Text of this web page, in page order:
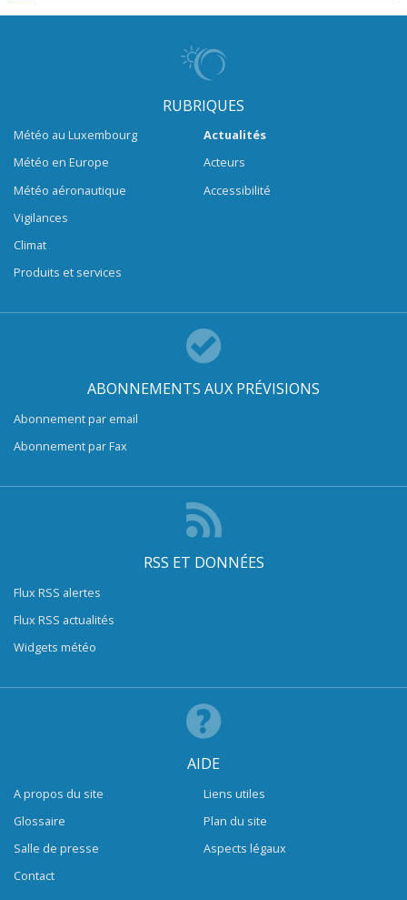
RUBRIQUES
Météo au Luxembourg
Météo en Europe
Météo aéronautique
Vigilances
Climat
Produits et services
Actualités
Acteurs
Accessibilité
ABONNEMENTS AUX PRÉVISIONS
Abonnement par email
Abonnement par Fax
RSS ET DONNÉES
Flux RSS alertes
Flux RSS actualités
Widgets météo
AIDE
A propos du site
Glossaire
Salle de presse
Contact
Liens utiles
Plan du site
Aspects légaux